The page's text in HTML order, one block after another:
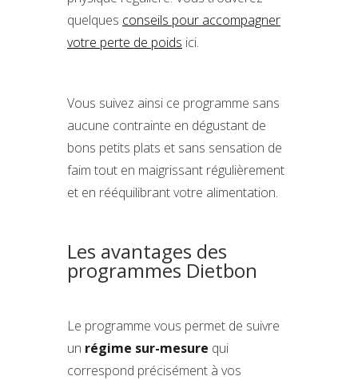
quelques conseils pour accompagner
votre perte de poids ici.
Vous suivez ainsi ce programme sans
aucune contrainte en dégustant de
bons petits plats et sans sensation de
faim tout en maigrissant régulièrement
et en rééquilibrant votre alimentation.
Les avantages des
programmes Dietbon
Le programme vous permet de suivre
un régime sur-mesure qui
correspond précisément à vos